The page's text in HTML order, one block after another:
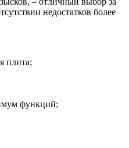
недостатков более
плита;
функций;